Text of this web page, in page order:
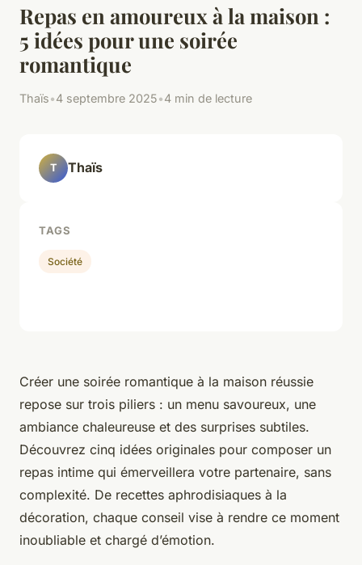
Repas en amoureux à la maison :
5 idées pour une soirée
romantique
Thaïs•4 septembre 2025•4 min de lecture
Créer une soirée romantique à la maison réussie
repose sur trois piliers : un menu savoureux, une
ambiance chaleureuse et des surprises subtiles.
Découvrez cinq idées originales pour composer un
repas intime qui émerveillera votre partenaire, sans
complexité. De recettes aphrodisiaques à la
décoration, chaque conseil vise à rendre ce moment
inoubliable et chargé d’émotion.
T Thaïs
TAGS
Société